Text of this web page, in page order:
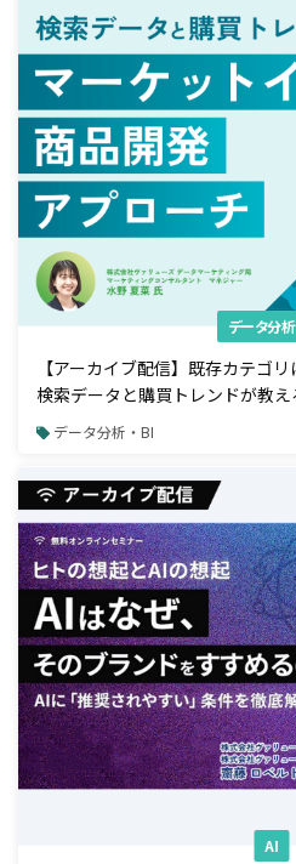
データ分析
【アーカイブ配信】既存カテゴ
検索データと購買トレンドが教
品開発アプローチ
データ分析・BI
AI